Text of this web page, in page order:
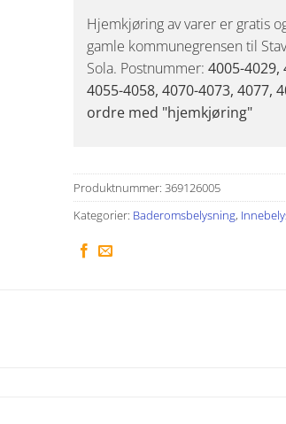
Hjemkjøring av varer er gratis
gamle kommunegrensen til
Sola. Postnummer: 4005-4029,
4055-4058, 4070-4073, 4077,
ordre med "hjemkjøring"
Produktnummer: 369126005
Kategorier: Baderomsbelysning,